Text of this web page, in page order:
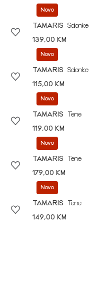
Novo
TAMARIS
Salonke
139,00 KM
Novo
TAMARIS
Salonke
115,00 KM
Novo
TAMARIS
Tene
119,00 KM
Novo
TAMARIS
Tene
179,00 KM
Novo
TAMARIS
Tene
149,00 KM